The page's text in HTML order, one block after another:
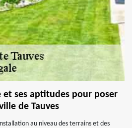
et ses aptitudes pour poser
de Tauves
au niveau des terrains et des